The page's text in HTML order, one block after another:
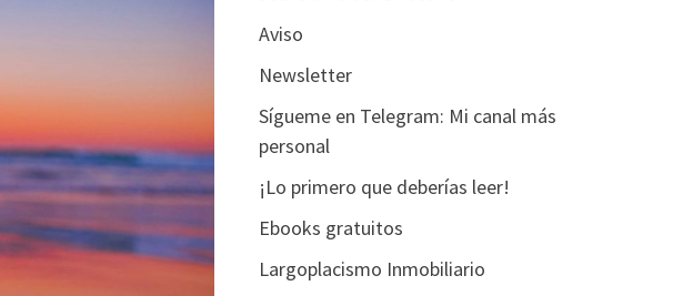
Aviso
Newsletter
Sígueme en Telegram: Mi canal más
personal
¡Lo primero que deberías leer!
Ebooks gratuitos
Largoplacismo Inmobiliario